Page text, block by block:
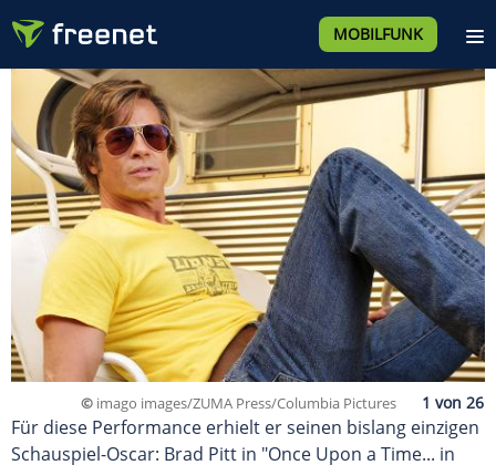
MOBILFUNK
© imago images/ZUMA Press/Columbia Pictures
Für diese Performance erhielt er seinen bislang einzigen
Schauspiel-Oscar: Brad Pitt in "Once Upon a Time... in